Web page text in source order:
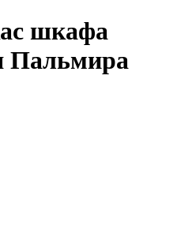
шкафа
Пальмира